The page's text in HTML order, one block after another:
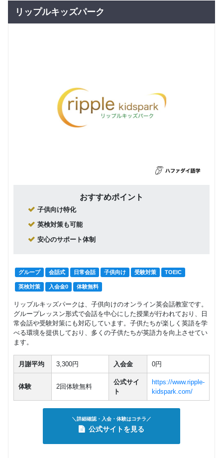
リップルキッズパーク
おすすめポイント
子供向け特化
英検対策も可能
安心のサポート体制
グループ 会話式 日常会話 子供向け 受験対策 TOEIC
英検対策 入会金0 体験無料
リップルキッズパークは、子供向けのオンライン英会話教室です。
グループレッスン形式で会話を中心にした授業が行われており、日
常会話や受験対策にも対応しています。子供たちが楽しく英語を学
べる環境を提供しており、多くの子供たちが英語力を向上させてい
ます。
月謝平均 3,300円 入会金 0円
体験 2回体験無料
公式サイ
ト
https://www.ripple-
kidspark.com/
＼詳細確認・入会・体験はコチラ／
公式サイトを見る